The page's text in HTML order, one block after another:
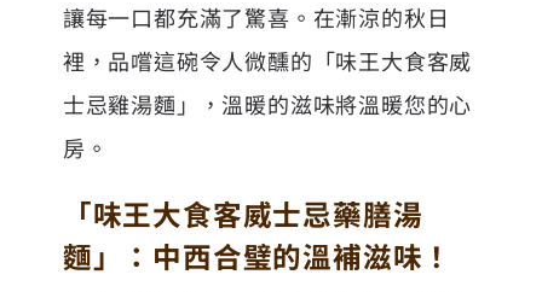
讓每一口都充滿了驚喜。在漸涼的秋日
裡，品嚐這碗令人微醺的「味王大食客威
士忌雞湯麵」，溫暖的滋味將溫暖您的心
房。
「味王大食客威士忌藥膳湯
麵」：中西合璧的溫補滋味！